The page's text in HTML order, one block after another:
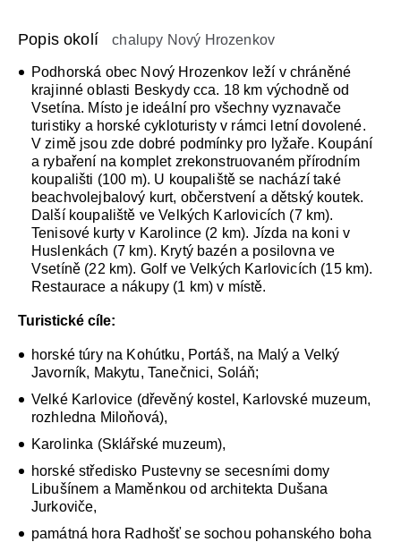
Popis okolí chalupy Nový Hrozenkov
Podhorská obec Nový Hrozenkov leží v chráněné
krajinné oblasti Beskydy cca. 18 km východně od
Vsetína. Místo je ideální pro všechny vyznavače
turistiky a horské cykloturisty v rámci letní dovolené.
V zimě jsou zde dobré podmínky pro lyžaře. Koupání
a rybaření na komplet zrekonstruovaném přírodním
koupališti (100 m). U koupaliště se nachází také
beachvolejbalový kurt, občerstvení a dětský koutek.
Další koupaliště ve Velkých Karlovicích (7 km).
Tenisové kurty v Karolince (2 km). Jízda na koni v
Huslenkách (7 km). Krytý bazén a posilovna ve
Vsetíně (22 km). Golf ve Velkých Karlovicích (15 km).
Restaurace a nákupy (1 km) v místě.
Turistické cíle:
horské túry na Kohútku, Portáš, na Malý a Velký
Javorník, Makytu, Tanečnici, Soláň;
Velké Karlovice (dřevěný kostel, Karlovské muzeum,
rozhledna Miloňová),
Karolinka (Sklářské muzeum),
horské středisko Pustevny se secesními domy
Libušínem a Maměnkou od architekta Dušana
Jurkoviče,
památná hora Radhošť se sochou pohanského boha